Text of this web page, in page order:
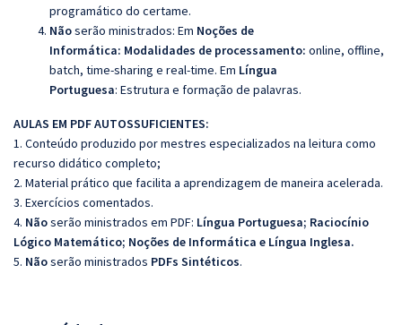
programático do certame.
Nãoserão ministrados: Em Noções de
Informática: Modalidades de processamento: online, offline,
batch, time-sharing e real-time. Em Língua
Portuguesa: Estrutura e formação de palavras.
AULAS EM PDF AUTOSSUFICIENTES:
1. Conteúdo produzido por mestres especializados na leitura como
recurso didático completo;
2. Material prático que facilita a aprendizagem de maneira acelerada.
3. Exercícios comentados.
4. Nãoserão ministrados em PDF: Língua Portuguesa; Raciocínio
Lógico Matemático; Noções de Informática e Língua Inglesa.
5. Nãoserão ministrados PDFs Sintéticos.